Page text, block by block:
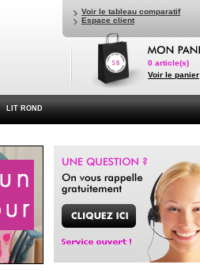
0 article(s)
Voir le panier
Voir le tableau comparatif
Espace client
LIT ROND